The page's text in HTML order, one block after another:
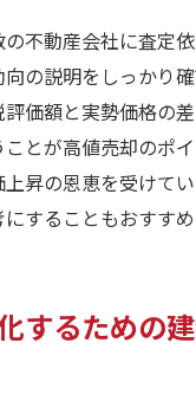
不動産会社に査定
の説明をしっかり確
価額と実勢価格の
とが高値売却のポ
昇の恩恵を受けて
することもおすすめ
するための